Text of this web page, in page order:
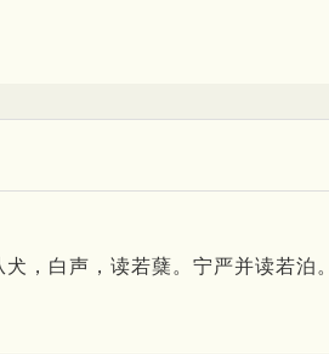
，白声，读若蘖。宁严并读若泊。